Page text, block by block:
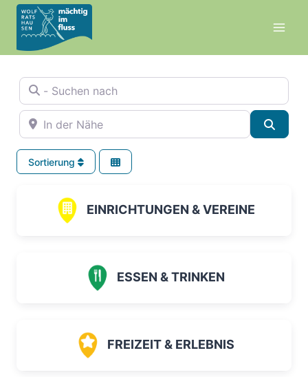
Zum
Inhalt
springen
- Suchen nach
In der Nähe
Sortierung
EINRICHTUNGEN & VEREINE
ESSEN & TRINKEN
FREIZEIT & ERLEBNIS